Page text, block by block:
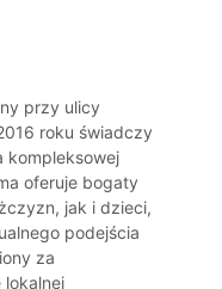
przy ulicy
roku świadczy
kompleksowej
oferuje bogaty
jak i dzieci,
podejścia
za
lokalnej